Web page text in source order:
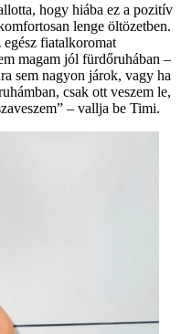
hogy hiába ez a pozitív
lenge öltözetben.
egész fiatalkoromat
magam jól fürdőruhában –
sem nagyon járok, vagy ha
csak ott veszem le,
– vallja be Timi.